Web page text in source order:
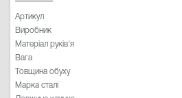
Артикул
Виробник
Матеріал руків'я
Вага
Товщина обуху
Марка сталі